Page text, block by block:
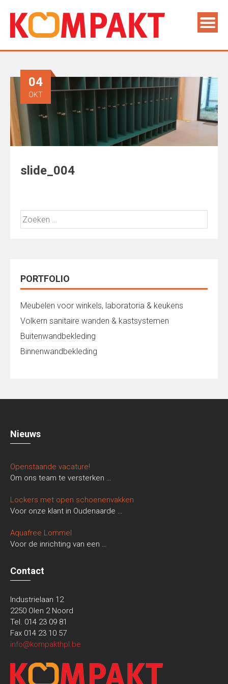
04
OKT
slide_004
Zoeken
naar:
PORTFOLIO
Meubelen voor winkels, laboratoria & keukens
Volkern sanitaire wanden & kastsystemen
Buitenwandbekleding
Binnenwandbekleding
Nieuws
Openstaande vacature!
Om ons team te versterken …
Lockers met open schoenenvakken
Voor onze klant in Oudenaarde …
Aquafree Lommel
Voor de inrichting van een …
Contact
Industrielaan 12
2250 Olen 2 Noord
Tel. 014 23 09 81
Fax 014 23 10 57
info@kompakthpl.be